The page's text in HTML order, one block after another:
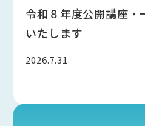
令和８年度公開講座・
いたします
2026.7.31